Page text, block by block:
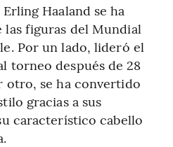
Haaland se ha
figuras del Mundial
Por un lado, lideró el
torneo después de 28
otro, se ha convertido
gracias a sus
característico cabello